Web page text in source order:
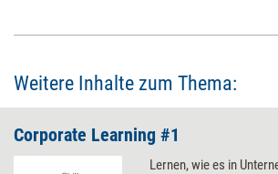
Weitere Inhalte zum Thema:
Corporate Learning #1
Lernen, wie es in